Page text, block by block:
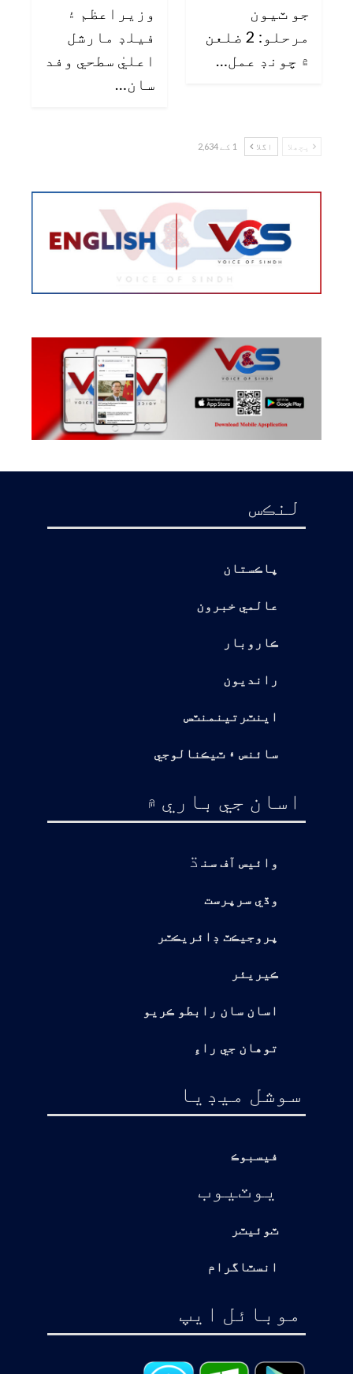
جو ٽيون
مرحلو: 2 ضلعن
۾ چونڊ عمل…
وزيراعظم ۽
فيلڊ مارشل
اعليٰ سطحي وفد
سان…
پچھلا اگلا 1 کے 2,634
لنڪس
پاڪستان
عالمي خبرون
ڪاروبار
رانديون
اينٽرتينمنٽس
سائنس ۽ ٽيڪنالوجي
اسان جي باري ۾
وائيس آف سن ڌ
وڏي سرپرست
پروجيڪٽ ڊائريڪٽر
ڪيريئر
اسان سان رابطو ڪريو
توهان جي راءِ
سوشل ميڊيا
فيسبوڪ
يوٽيوب
ٽوئيٽر
انسٽاگرام
موبائل ايپ